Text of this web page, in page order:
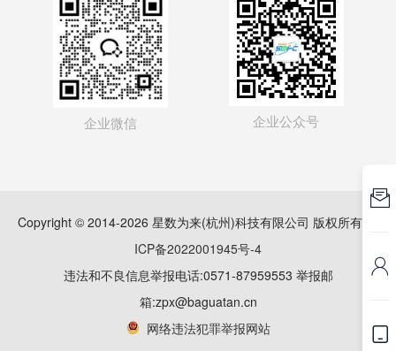
企业微信 企业公众号
Copyright © 2014-2026 星数为来(杭州)科技有限公司 版权所有
ICP备2022001945号-4
违法和不良信息举报电话:0571-87959553 举报邮
箱:zpx@baguatan.cn
网络违法犯罪举报网站


